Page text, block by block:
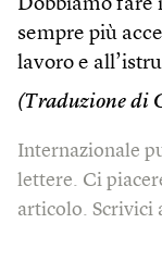
Dobbiamo fare
sempre più
lavoro e
(Traduzione di
Internazionale
lettere. Ci
articolo. Scrivici